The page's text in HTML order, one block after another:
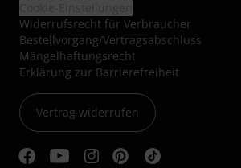
Widerrufsrecht für Verbraucher
Bestellvorgang/Vertragsabschluss
Mängelhaftungsrecht
Erklärung zur Barrierefreiheit
Vertrag widerrufen